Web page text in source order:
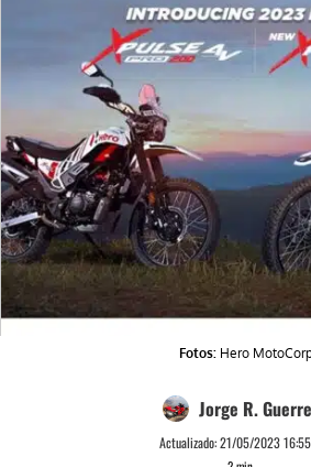
Fotos: Hero
Jorge R.
Actualizado:21/05/2023